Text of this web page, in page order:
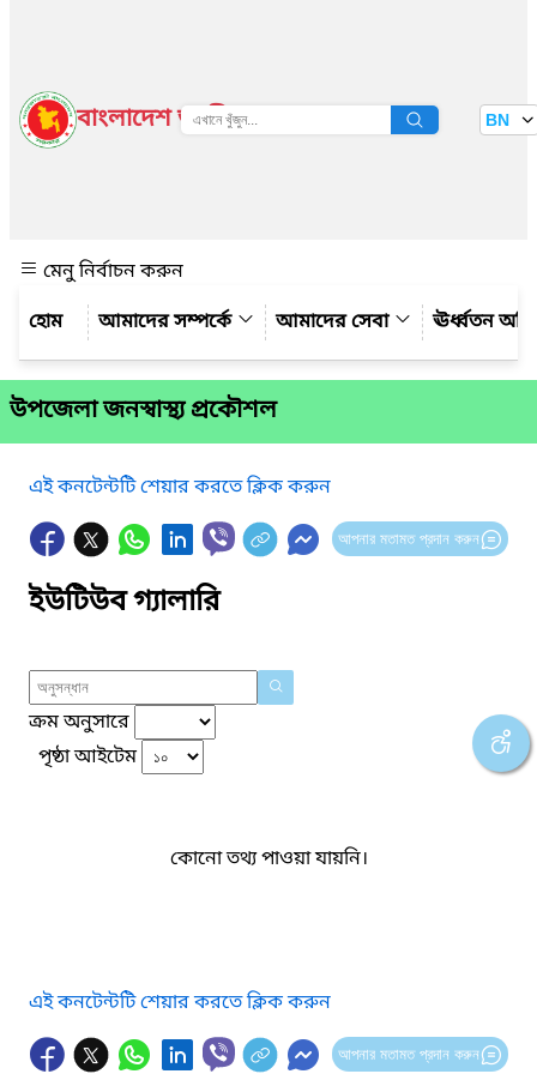
বাংলাদেশ জাতীয় তথ্য বাতায়ন BN
মেনু নির্বাচন করুন
আমাদের সম্পর্কে
আমাদের সেবা ঊর্ধ্বতন
উপজেলা জনস্বাস্থ্য প্রকৌশল
এই কনটেন্টটি শেয়ার করতে ক্লিক করুন
আপনার মতামত প্রদান করুন
ইউটিউব গ্যালারি
ক্রম অনুসারে
পৃষ্ঠা আইটেম
কোনো তথ্য পাওয়া যায়নি।
এই কনটেন্টটি শেয়ার করতে ক্লিক করুন
আপনার মতামত প্রদান করুন